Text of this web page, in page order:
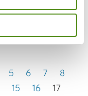
5 6 7
8
15 16
17